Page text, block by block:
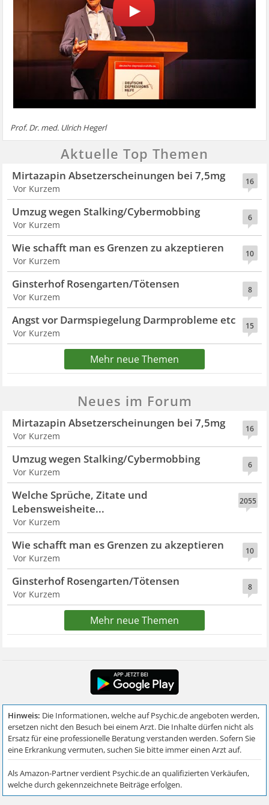
Prof. Dr. med. Ulrich Hegerl
Aktuelle Top Themen
16
Mirtazapin Absetzerscheinungen bei 7,5mg
Vor Kurzem
6
Umzug wegen Stalking/Cybermobbing
Vor Kurzem
10
Wie schafft man es Grenzen zu akzeptieren
Vor Kurzem
8
Ginsterhof Rosengarten/Tötensen
Vor Kurzem
15
Angst vor Darmspiegelung Darmprobleme etc
Vor Kurzem
Mehr neue Themen
Neues im Forum
16
Mirtazapin Absetzerscheinungen bei 7,5mg
Vor Kurzem
6
Umzug wegen Stalking/Cybermobbing
Vor Kurzem
2055
Welche Sprüche, Zitate und
Lebensweisheite...
Vor Kurzem
10
Wie schafft man es Grenzen zu akzeptieren
Vor Kurzem
8
Ginsterhof Rosengarten/Tötensen
Vor Kurzem
Mehr neue Themen